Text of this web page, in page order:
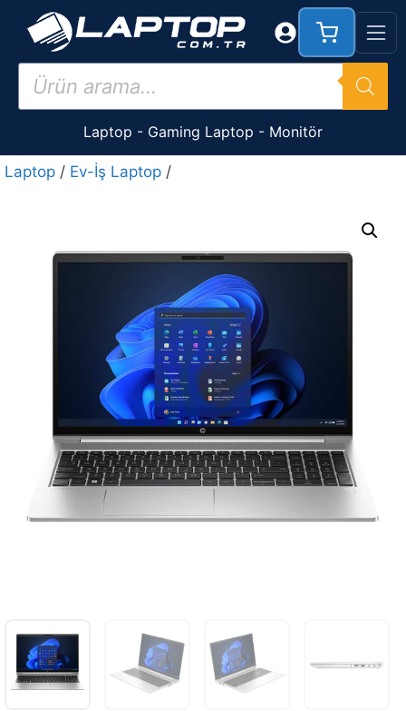
İçeriğe
Products
search
Laptop - Gaming Laptop - Monitör
Laptop / Ev-İş Laptop /